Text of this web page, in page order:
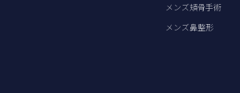
メンズ頬骨手術
メンズ鼻整形